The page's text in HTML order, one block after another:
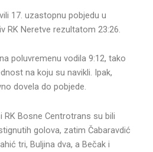
17. uzastopnu pobjedu u
RK Neretve rezultatom 23:26.
poluvremenu vodila 9:12, tako
na koju su navikli. Ipak,
dovela do pobjede.
Bosne Centrotrans su bili
golova, zatim Čabaravdić
tri, Buljina dva, a Bečak i